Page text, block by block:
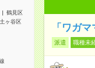
鶴見区
ヶ谷区
「ワガ
派遣 職種未